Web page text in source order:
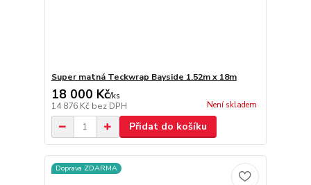
Super matná Teckwrap Bayside 1.52m x 18m
18 000 Kč/ks
14 876 Kč bez DPH Není skladem
Přidat do košíku
Doprava ZDARMA